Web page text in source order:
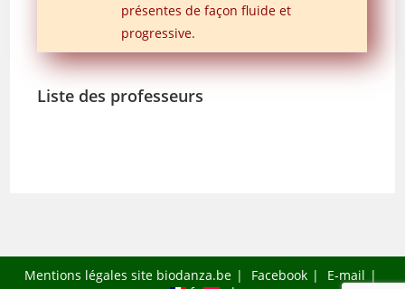
présentes de façon fluide et
progressive.
Liste des professeurs
Mentions légales site biodanza.be Facebook
E-mail